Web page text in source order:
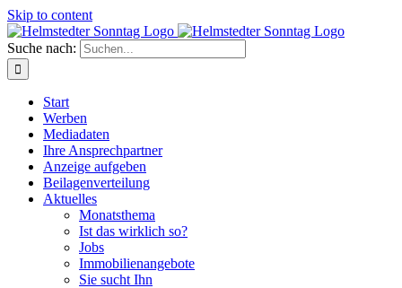
Skip to content
Suche nach:
Start
Werben
Mediadaten
Ihre Ansprechpartner
Anzeige aufgeben
Beilagenverteilung
Aktuelles
Monatsthema
Ist das wirklich so?
Jobs
Immobilienangebote
Sie sucht Ihn